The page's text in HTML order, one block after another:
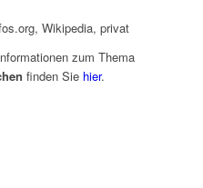
Wikipedia, privat
zum Thema
finden Sie hier.